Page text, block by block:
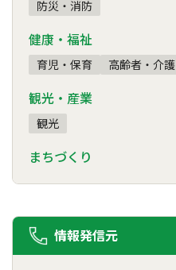
防災・消防
健康・福祉
育児・保育 高齢者・介護
観光・産業
観光
まちづくり
情報発信元